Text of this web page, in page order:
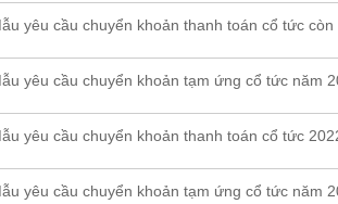
yêu cầu chuyển khoản thanh toán cổ tức
yêu cầu chuyển khoản tạm ứng cổ tức năm
yêu cầu chuyển khoản thanh toán cổ tức
yêu cầu chuyển khoản tạm ứng cổ tức năm